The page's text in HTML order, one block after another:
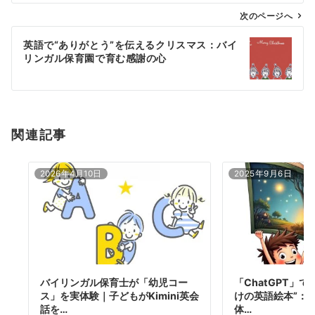
ン
次のページへ
英語で“ありがとう”を伝えるクリスマス：バイ
リンガル保育園で育む感謝の心
関連記事
2026年4月10日
バイリンガル保育士が「幼児コー
ス」を実体験｜子どもがKimini英会
話を…
2025年9月6日
「ChatGPT」で
けの英語絵本”：
体…